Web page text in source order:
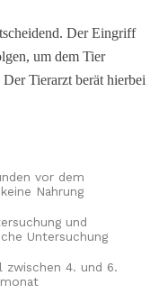
Der Eingriff
um dem Tier
Tierarzt berät hierbei
vor dem
Nahrung
und
Untersuchung
zwischen 4. und 6.